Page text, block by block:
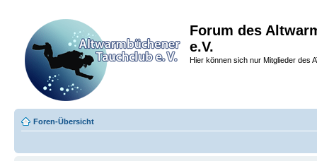
Forum des
e.V.
Hier können sich nur Mitglieder des
Foren-Übersicht